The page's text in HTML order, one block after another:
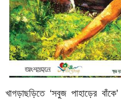
খাগড়াছড়িতে ‘সবুজ পাহাড়ের